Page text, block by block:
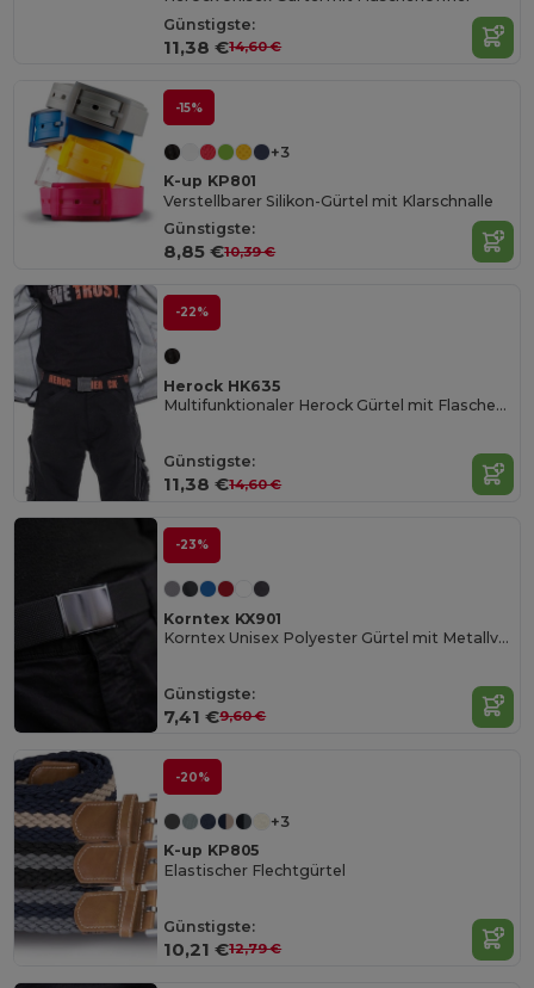
Günstigste:
11,38 €14,60 €
-15%
+3
K-up KP801
Verstellbarer Silikon-Gürtel mit Klarschnalle
Günstigste:
8,85 €10,39 €
-22%
Herock HK635
Multifunktionaler Herock Gürtel mit Flaschenöffner
Günstigste:
11,38 €14,60 €
-23%
Korntex KX901
Korntex Unisex Polyester Gürtel mit Metallverschluss
Günstigste:
7,41 €9,60 €
-20%
+3
K-up KP805
Elastischer Flechtgürtel
Günstigste:
10,21 €12,79 €